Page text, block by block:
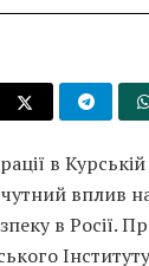
в Курській
вплив
в Росії.